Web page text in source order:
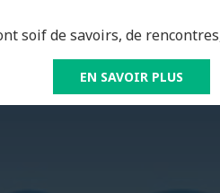
soif de savoirs, de
EN SAVOIR PLUS